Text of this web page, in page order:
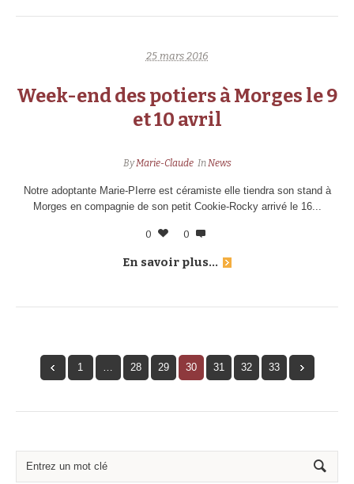
25 mars 2016
Week-end des potiers à Morges le 9
et 10 avril
ByMarie-Claude InNews
Notre adoptante Marie-PIerre est céramiste elle tiendra son stand à
Morges en compagnie de son petit Cookie-Rocky arrivé le 16...
0 0
En savoir plus...
1 … 28 29 30 31 32 33